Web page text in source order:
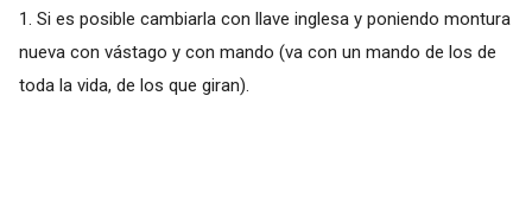
1. Si es posible cambiarla con llave inglesa y poniendo montura
nueva con vástago y con mando (va con un mando de los de
toda la vida, de los que giran).